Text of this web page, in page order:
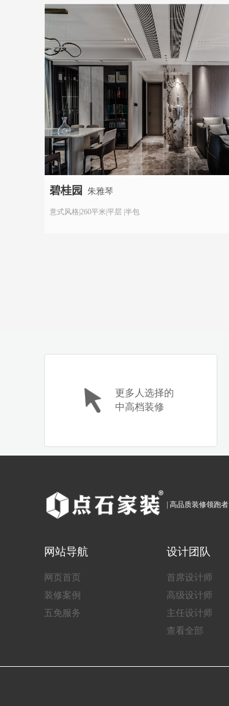
碧桂园 朱雅琴
意式风格|260平米|平层 |半包
更多人选择的
中高档装修
| 高品质装修领跑者
网站导航
网页首页
装修案例
五免服务
设计团队
首席设计师
高级设计师
主任设计师
查看全部